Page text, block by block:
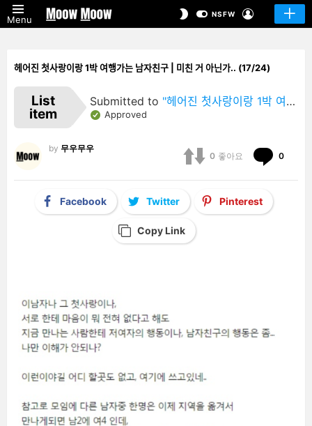
Menu
SWITCHNSFW
헤어진 첫사랑이랑 1박 여행가는 남자친구 | 미친 거 아닌가.. (17/24)
List
item
Submitted to "헤어진 첫사랑이랑 1박 여행가는 남자친구 | 미친 거 아닌가.."
Approved
by 무우무우
0 좋아요 0
Facebook Twitter Pinterest
Copy Link